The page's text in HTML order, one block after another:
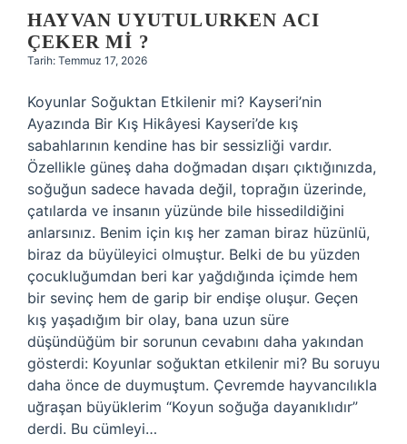
HAYVAN UYUTULURKEN ACI
ÇEKER MI ?
Tarih: Temmuz 17, 2026
Koyunlar Soğuktan Etkilenir mi? Kayseri’nin
Ayazında Bir Kış Hikâyesi Kayseri’de kış
sabahlarının kendine has bir sessizliği vardır.
Özellikle güneş daha doğmadan dışarı çıktığınızda,
soğuğun sadece havada değil, toprağın üzerinde,
çatılarda ve insanın yüzünde bile hissedildiğini
anlarsınız. Benim için kış her zaman biraz hüzünlü,
biraz da büyüleyici olmuştur. Belki de bu yüzden
çocukluğumdan beri kar yağdığında içimde hem
bir sevinç hem de garip bir endişe oluşur. Geçen
kış yaşadığım bir olay, bana uzun süre
düşündüğüm bir sorunun cevabını daha yakından
gösterdi: Koyunlar soğuktan etkilenir mi? Bu soruyu
daha önce de duymuştum. Çevremde hayvancılıkla
uğraşan büyüklerim “Koyun soğuğa dayanıklıdır”
derdi. Bu cümleyi…